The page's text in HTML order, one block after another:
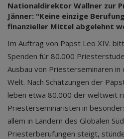
Nationaldirektor Wallner zur
Jänner: "Keine einzige
finanzieller Mittel abgelehnt
Im Auftrag von Papst Leo XIV.
Spenden für 80.000
Ausbau von Priesterseminaren
Welt. Nach Schätzungen der
leben etwa 80.000 der weltweit
Priesterseminaristen in
allem in Ländern des Globalen
Priesterberufungen steigt,